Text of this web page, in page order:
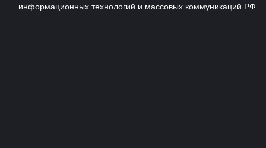
информационных технологий и массовых коммуникаций РФ.